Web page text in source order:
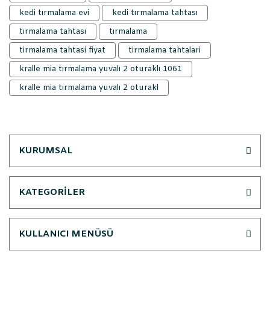
kedi tırmalama evi
kedi tırmalama tahtası
tırmalama tahtası
tırmalama
tirmalama tahtasi fiyat
tirmalama tahtalari
kralle mia tırmalama yuvalı 2 oturaklı 1061
kralle mia tırmalama yuvalı 2 oturakl
KURUMSAL
KATEGORİLER
KULLANICI MENÜSÜ